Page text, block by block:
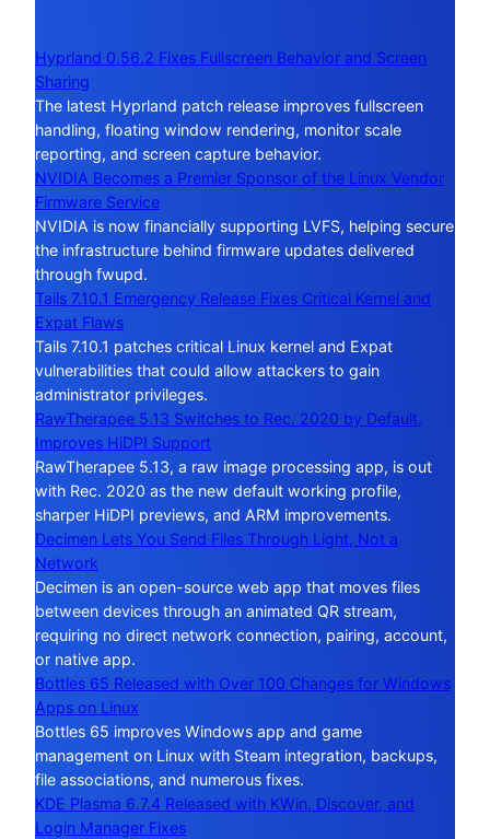
Hyprland 0.56.2 Fixes Fullscreen Behavior and Screen
Sharing
The latest Hyprland patch release improves fullscreen
handling, floating window rendering, monitor scale
reporting, and screen capture behavior.
NVIDIA Becomes a Premier Sponsor of the Linux Vendor
Firmware Service
NVIDIA is now financially supporting LVFS, helping secure
the infrastructure behind firmware updates delivered
through fwupd.
Tails 7.10.1 Emergency Release Fixes Critical Kernel and
Expat Flaws
Tails 7.10.1 patches critical Linux kernel and Expat
vulnerabilities that could allow attackers to gain
administrator privileges.
RawTherapee 5.13 Switches to Rec. 2020 by Default,
Improves HiDPI Support
RawTherapee 5.13, a raw image processing app, is out
with Rec. 2020 as the new default working profile,
sharper HiDPI previews, and ARM improvements.
Decimen Lets You Send Files Through Light, Not a
Network
Decimen is an open-source web app that moves files
between devices through an animated QR stream,
requiring no direct network connection, pairing, account,
or native app.
Bottles 65 Released with Over 100 Changes for Windows
Apps on Linux
Bottles 65 improves Windows app and game
management on Linux with Steam integration, backups,
file associations, and numerous fixes.
KDE Plasma 6.7.4 Released with KWin, Discover, and
Login Manager Fixes